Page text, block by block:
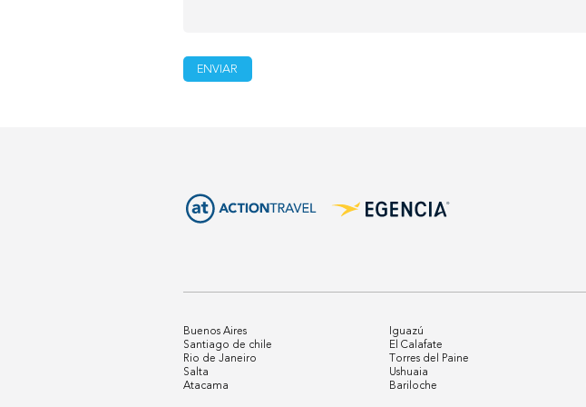
Buenos Aires
Santiago de chile
Rio de Janeiro
Salta
Atacama
Iguazú
El Calafate
Torres del Paine
Ushuaia
Bariloche